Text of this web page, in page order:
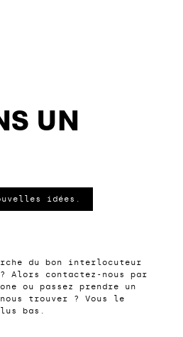
UN
idées.
du bon interlocuteur
Alors contactez-nous par
ou passez prendre un
trouver ? Vous le
bas.